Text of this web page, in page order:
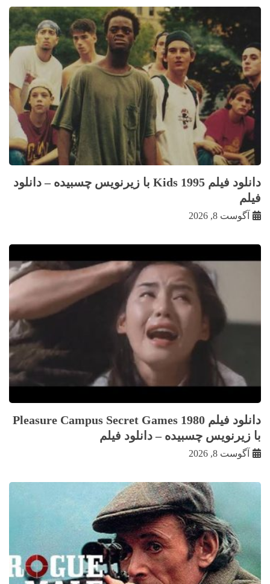
دانلود فیلم Kids 1995 با زيرنويس چسبيده – دانلود
فیلم
آگوست 8, 2026
دانلود فیلم Pleasure Campus Secret Games 1980
با زيرنويس چسبيده – دانلود فیلم
آگوست 8, 2026